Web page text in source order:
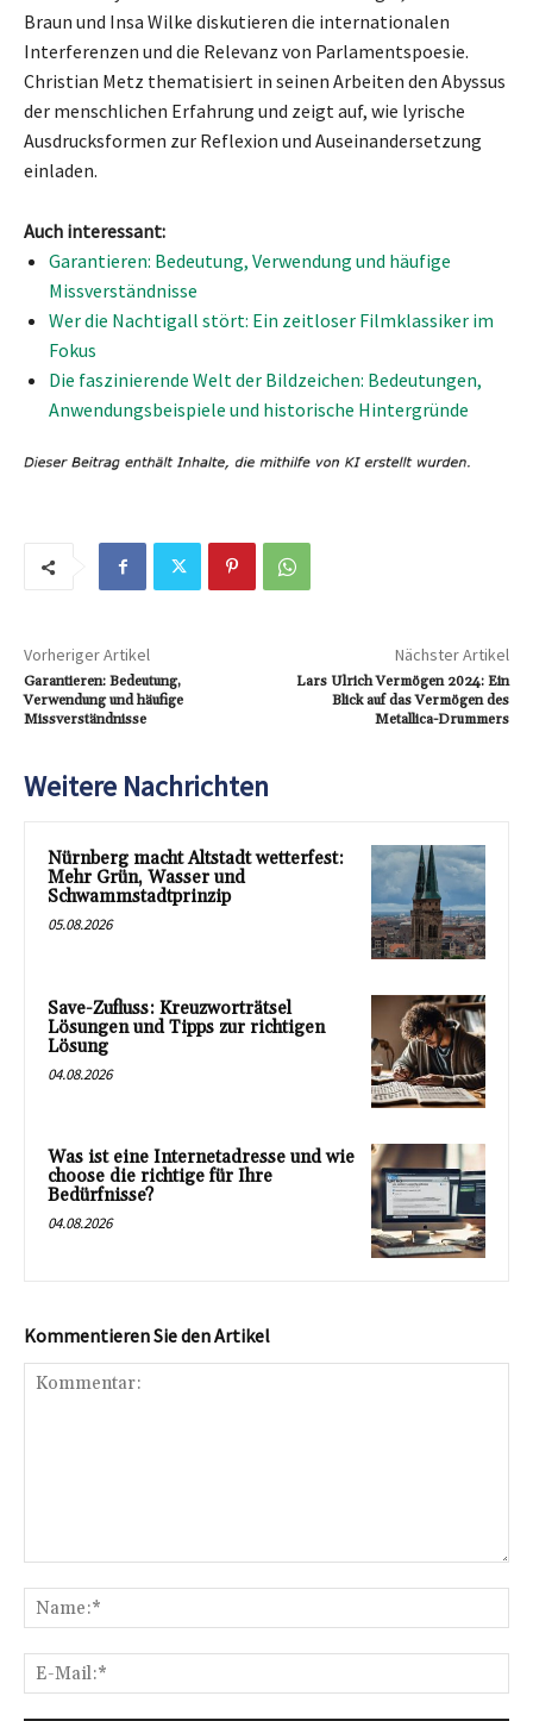
Braun und Insa Wilke diskutieren die internationalen
Interferenzen und die Relevanz von Parlamentspoesie.
Christian Metz thematisiert in seinen Arbeiten den Abyssus
der menschlichen Erfahrung und zeigt auf, wie lyrische
Ausdrucksformen zur Reflexion und Auseinandersetzung
einladen.
Auch interessant:
Garantieren: Bedeutung, Verwendung und häufige
Missverständnisse
Wer die Nachtigall stört: Ein zeitloser Filmklassiker im
Fokus
Die faszinierende Welt der Bildzeichen: Bedeutungen,
Anwendungsbeispiele und historische Hintergründe
Vorheriger Artikel
Garantieren: Bedeutung,
Verwendung und häufige
Missverständnisse
Nächster Artikel
Lars Ulrich Vermögen 2024: Ein
Blick auf das Vermögen des
Metallica-Drummers
Weitere Nachrichten
Nürnberg macht Altstadt wetterfest:
Mehr Grün, Wasser und
Schwammstadtprinzip
05.08.2026
Save-Zufluss: Kreuzworträtsel
Lösungen und Tipps zur richtigen
Lösung
04.08.2026
Was ist eine Internetadresse und wie
choose die richtige für Ihre
Bedürfnisse?
04.08.2026
Kommentieren Sie den Artikel